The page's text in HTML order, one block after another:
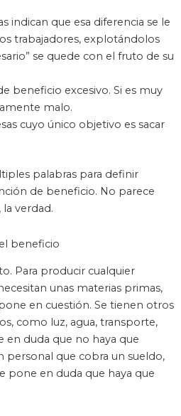
indican que esa diferencia se le
trabajadores, explotándolos
se quede con el fruto de su
beneficio excesivo. Si es muy
malo.
cuyo único objetivo es sacar
palabras para definir
de beneficio. No parece
verdad.
beneficio
Para producir cualquier
unas materias primas,
en cuestión. Se tienen otros
como luz, agua, transporte,
en duda que no haya que
personal que cobra un sueldo,
pone en duda que haya que